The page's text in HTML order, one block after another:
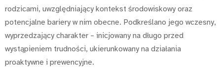
rodzicami, uwzględniający kontekst środowiskowy oraz
potencjalne bariery w nim obecne. Podkreślano jego wczesny,
wyprzedzający charakter – inicjowany na długo przed
wystąpieniem trudności, ukierunkowany na działania
proaktywne i prewencyjne.